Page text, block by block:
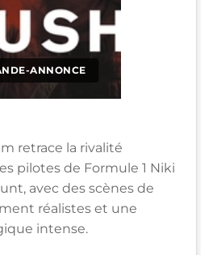
ANNONCE
retrace la rivalité
pilotes de Formule 1 Niki
avec des scènes de
réalistes et une
intense.